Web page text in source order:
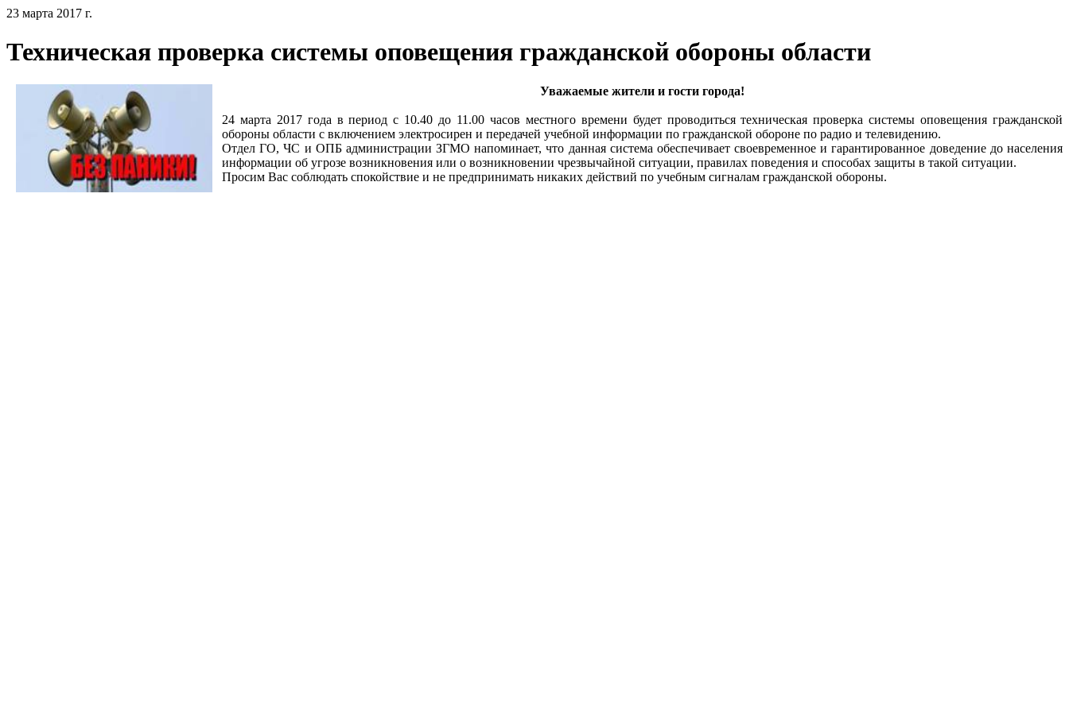
23 марта 2017 г.
Техническая проверка системы оповещения гражданской обороны области
Уважаемые жители и гости города!
24 марта 2017 года в период с 10.40 до 11.00 часов местного времени будет проводиться техническая проверка системы оповещения гражданской
обороны области с включением электросирен и передачей учебной информации по гражданской обороне по радио и телевидению.
Отдел ГО, ЧС и ОПБ администрации ЗГМО напоминает, что данная система обеспечивает своевременное и гарантированное доведение до населения
информации об угрозе возникновения или о возникновении чрезвычайной ситуации, правилах поведения и способах защиты в такой ситуации.
Просим Вас соблюдать спокойствие и не предпринимать никаких действий по учебным сигналам гражданской обороны.